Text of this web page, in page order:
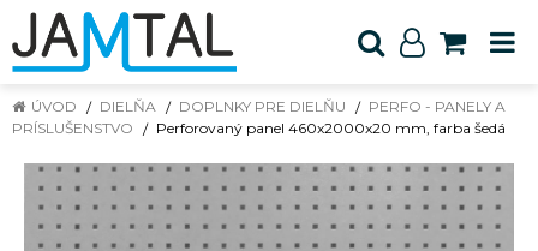
ÚVOD DIELŇA DOPLNKY PRE DIELŇU
PERFO - PANELY A
PRÍSLUŠENSTVO
Perforovaný panel 460x2000x20 mm, farba šedá